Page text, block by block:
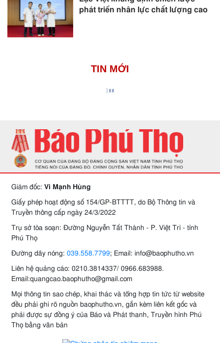
phát triển nhân lực chất lượng cao
TIN MỚI
Giám đốc: Vi Mạnh Hùng
Giấy phép hoạt động số 154/GP-BTTTT, do Bộ Thông tin và
Truyền thông cấp ngày 24/3/2022
Trụ sở tòa soạn: Đường Nguyễn Tất Thành - P. Việt Trì - tỉnh
Phú Thọ
Đường dây nóng: 039.558.7799; Email: info@baophutho.vn
Liên hệ quảng cáo: 0210.3814337/ 0966.683988.
Email:quangcao.baophutho@gmail.com
Mọi thông tin sao chép, khai thác và tổng hợp tin tức từ website
đều phải ghi rõ nguồn baophutho.vn, gắn kèm liên kết gốc và
phải được sự đồng ý của Báo và Phát thanh, Truyền hình Phú
Thọ bằng văn bản